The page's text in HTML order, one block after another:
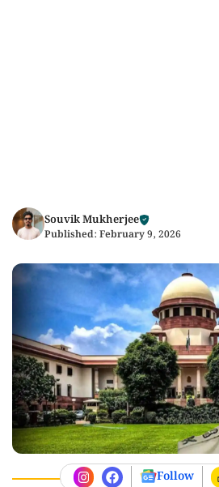
Souvik Mukherjee
Published: February 9, 2026
Follow